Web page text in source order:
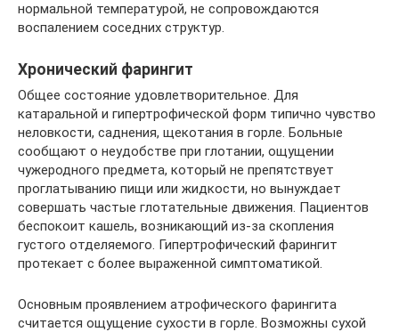
нормальной температурой, не сопровождаются
воспалением соседних структур.
Хронический фарингит
Общее состояние удовлетворительное. Для
катаральной и гипертрофической форм типично чувство
неловкости, саднения, щекотания в горле. Больные
сообщают о неудобстве при глотании, ощущении
чужеродного предмета, который не препятствует
проглатыванию пищи или жидкости, но вынуждает
совершать частые глотательные движения. Пациентов
беспокоит кашель, возникающий из-за скопления
густого отделяемого. Гипертрофический фарингит
протекает с более выраженной симптоматикой.
Основным проявлением атрофического фарингита
считается ощущение сухости в горле. Возможны сухой